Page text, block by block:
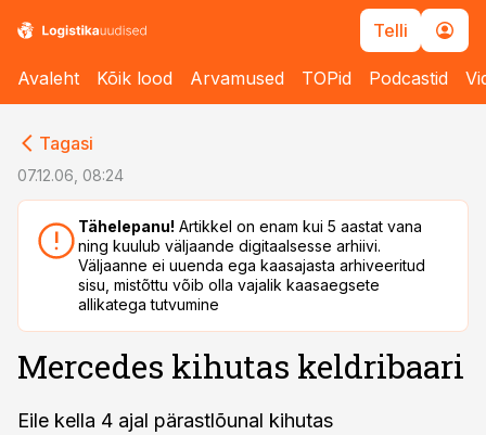
Telli
Avaleht Kõik lood Arvamused TOPid Podcastid
Tagasi
07.12.06, 08:24
Tähelepanu! Artikkel on enam kui 5 aastat vana
ning kuulub väljaande digitaalsesse arhiivi.
Väljaanne ei uuenda ega kaasajasta arhiveeritud
sisu, mistõttu võib olla vajalik kaasaegsete
allikatega tutvumine
Mercedes kihutas keldribaari
Eile kella 4 ajal pärastlõunal kihutas